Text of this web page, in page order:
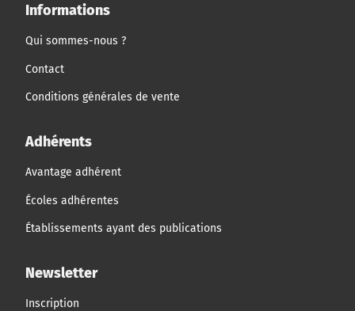
Informations
Qui sommes-nous ?
Contact
Conditions générales de vente
Adhérents
Avantage adhérent
Écoles adhérentes
Établissements ayant des publications
Newsletter
Inscription